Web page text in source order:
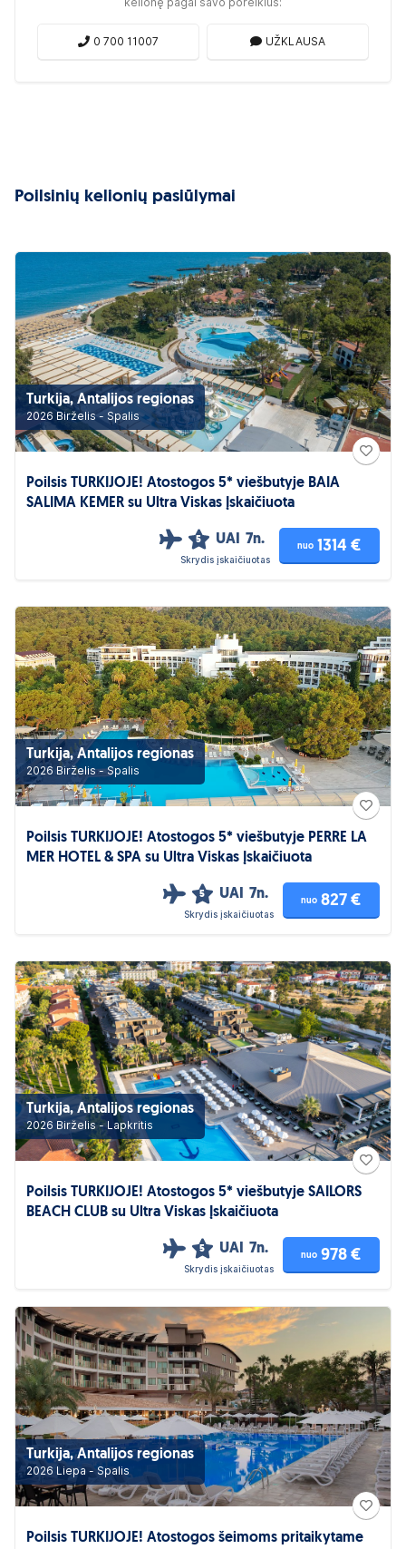
0 700 11007 UŽKLAUSA
Poilsinių kelionių pasiūlymai
Turkija, Antalijos regionas
2026 Birželis - Spalis
Poilsis TURKIJOJE! Atostogos 5* viešbutyje BAIA
SALIMA KEMER su Ultra Viskas Įskaičiuota
5 UAI 7n.
Skrydis įskaičiuotas
nuo 1314 €
Turkija, Antalijos regionas
2026 Birželis - Spalis
Poilsis TURKIJOJE! Atostogos 5* viešbutyje PERRE LA
MER HOTEL & SPA su Ultra Viskas Įskaičiuota
5 UAI 7n.
Skrydis įskaičiuotas
nuo 827 €
Turkija, Antalijos regionas
2026 Birželis - Lapkritis
Poilsis TURKIJOJE! Atostogos 5* viešbutyje SAILORS
BEACH CLUB su Ultra Viskas Įskaičiuota
5 UAI 7n.
Skrydis įskaičiuotas
nuo 978 €
Turkija, Antalijos regionas
2026 Liepa - Spalis
Poilsis TURKIJOJE! Atostogos šeimoms pritaikytame